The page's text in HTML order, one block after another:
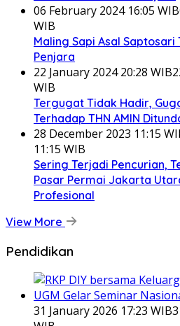
06 February 2024 16:05 WIB
WIB
Maling Sapi Asal Saptosari
Penjara
22 January 2024 20:28 WIB
WIB
Tergugat Tidak Hadir,
Terhadap THN AMIN
28 December 2023 11:15
11:15 WIB
Sering Terjadi Pencurian,
Pasar Permai Jakarta
Profesional
View More
Pendidikan
31 January 2026 17:23 WIB